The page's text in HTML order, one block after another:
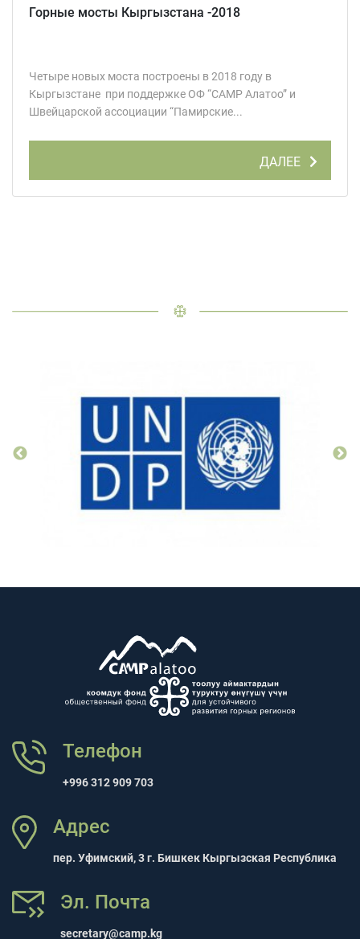
Горные мосты Кыргызстана -2018
Четыре новых моста построены в 2018 году в
Кыргызстане при поддержке ОФ “CAMP Алатоо” и
Швейцарской ассоциации “Памирские...
ДАЛЕЕ
Телефон
+996 312 909 703
Адрес
пер. Уфимский, 3 г. Бишкек Кыргызская Республика
Эл. Почта
secretary@camp.kg